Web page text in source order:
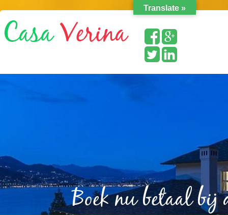
Boek nu betaal bij
Translate »